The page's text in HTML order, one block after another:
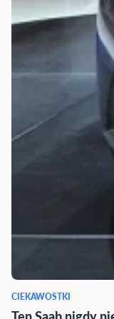
CIEKAWOSTKI